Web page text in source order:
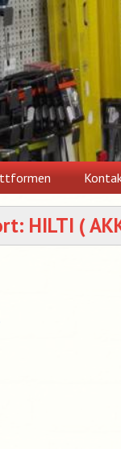
HILTI (